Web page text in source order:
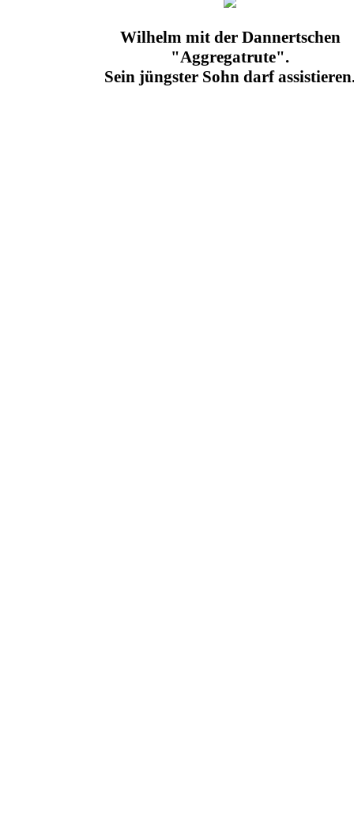
Wilhelm mit der Dannertschen
"Aggregatrute".
Sein jüngster Sohn darf